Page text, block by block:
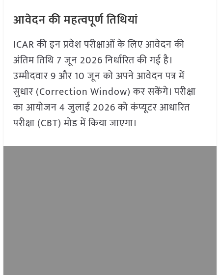
आवेदन की महत्वपूर्ण तिथियां
ICAR की इन प्रवेश परीक्षाओं के लिए आवेदन की
अंतिम तिथि 7 जून 2026 निर्धारित की गई है।
उम्मीदवार 9 और 10 जून को अपने आवेदन पत्र में
सुधार (Correction Window) कर सकेंगे। परीक्षा
का आयोजन 4 जुलाई 2026 को कंप्यूटर आधारित
परीक्षा (CBT) मोड में किया जाएगा।